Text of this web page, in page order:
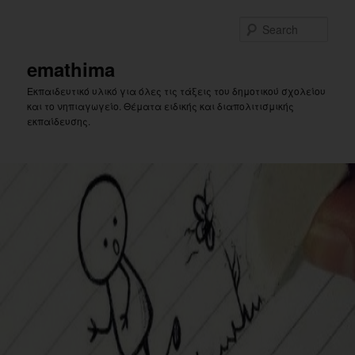
emathima
Εκπαιδευτικό υλικό για όλες τις τάξεις του δημοτικού σχολείου
και το νηπιαγωγείο. Θέματα ειδικής και διαπολιτισμικής
εκπαίδευσης.